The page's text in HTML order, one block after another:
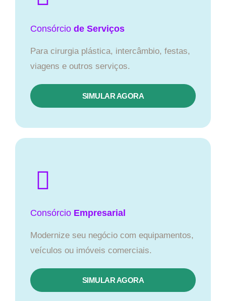
Consórcio de Serviços
Para cirurgia plástica, intercâmbio, festas,
viagens e outros serviços.
SIMULAR AGORA
Consórcio Empresarial
Modernize seu negócio com equipamentos,
veículos ou imóveis comerciais.
SIMULAR AGORA